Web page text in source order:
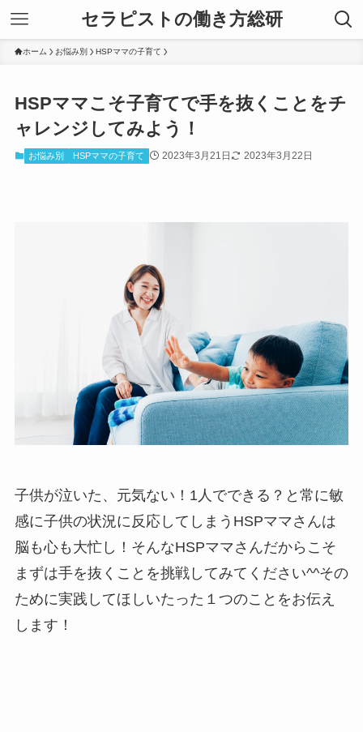
セラピストの働き方総研
ホーム お悩み別 HSPママの子育て
HSPママこそ子育てで手を抜くことをチ
ャレンジしてみよう！
お悩み別 HSPママの子育て 2023年3月21日 2023年3月22日
子供が泣いた、元気ない！1人でできる？と常に敏
感に子供の状況に反応してしまうHSPママさんは
脳も心も大忙し！そんなHSPママさんだからこそ
まずは手を抜くことを挑戦してみてください^^その
ために実践してほしいたった１つのことをお伝え
します！